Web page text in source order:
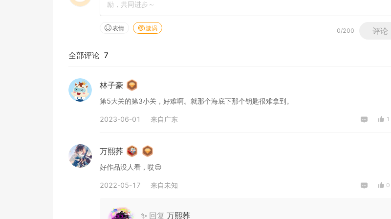
表情 漩涡 0/200 评论
全部评论 7
林子豪
第5大关的第3小关，好难啊。就那个海底下那个钥匙很难拿到。
2023-06-01 来自 广东 1
万熙荞
好作品没人看，哎😔
2022-05-17 来自未知 0
✨ 回复 万熙荞